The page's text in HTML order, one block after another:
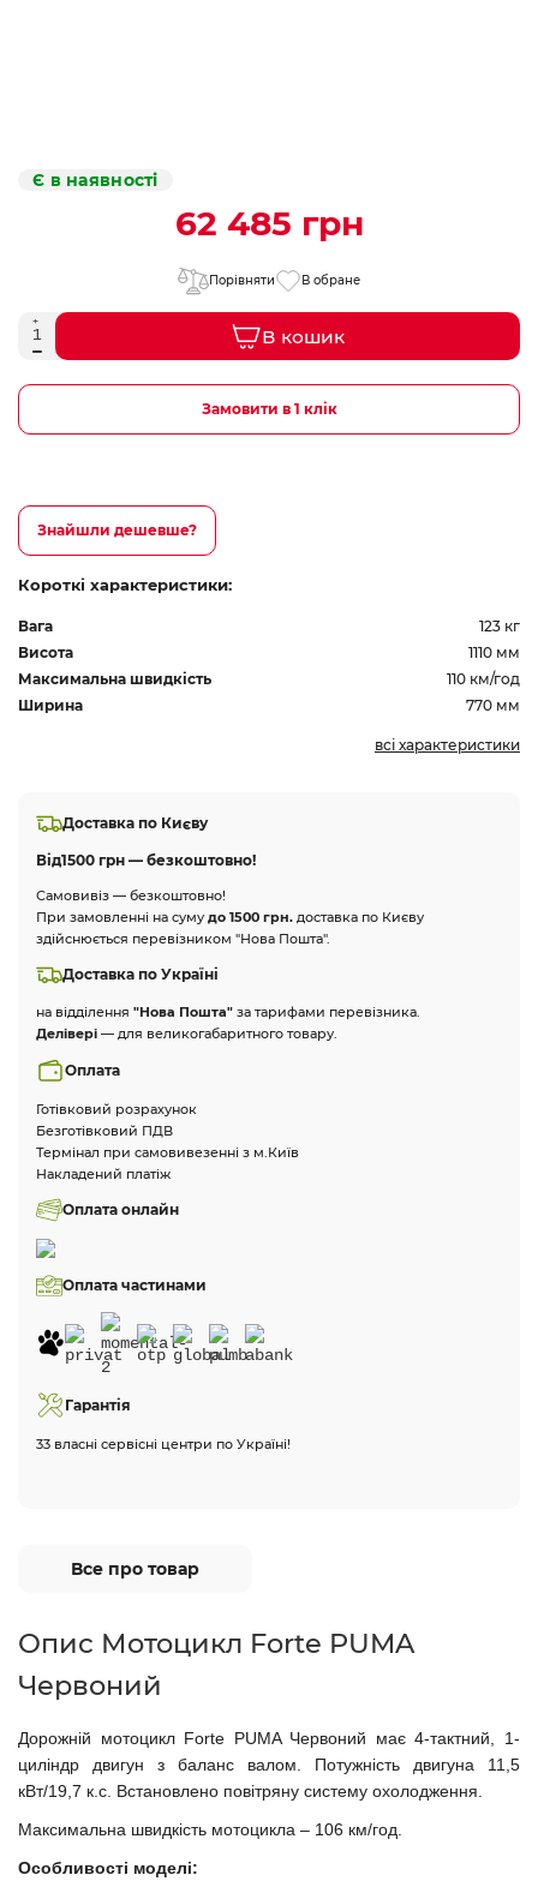
Є в наявності
62 485 грн
Порівняти В обране
В кошик
Замовити в 1 клік
Знайшли дешевше?
Короткі характеристики:
Вага
123 кг
Висота
1110 мм
Максимальна швидкість
110 км/год
Ширина
770 мм
всі характеристики
Доставка по Києву
Від1500 грн — безкоштовно!
Самовивіз — безкоштовно!
При замовленні на суму до 1500 грн. доставка по Києву
здійснюється перевізником "Нова Пошта".
Доставка по Україні
на відділення "Нова Пошта" за тарифами перевізника.
Делівері — для великогабаритного товару.
Оплата
Готівковий розрахунок
Безготівковий ПДВ
Термінал при самовивезенні з м.Київ
Накладений платіж
Оплата онлайн
Оплата частинами
Гарантія
33 власні сервісні центри по Україні!
Все про товар
Опис Мотоцикл Forte PUMA
Червоний
Дорожній мотоцикл Forte PUMA Червоний має4-тактний, 1-
циліндр двигун з баланс валом.
Потужність двигуна 11,5
кВт/19,7 к.с. Встановлено повітряну систему охолодження.
Максимальна швидкість мотоцикла – 106 км/год.
Особливості моделі: